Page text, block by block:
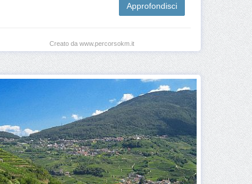
Approfondisci
Creato da www.percorsokm.it